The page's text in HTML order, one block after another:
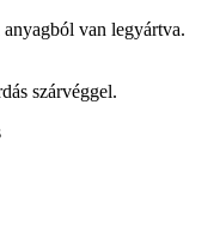
van legyártva.
szárvéggel.